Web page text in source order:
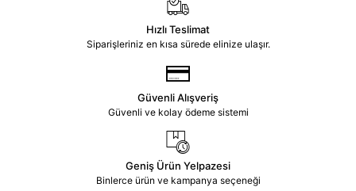
Hızlı Teslimat
Siparişleriniz en kısa sürede elinize ulaşır.
Güvenli Alışveriş
Güvenli ve kolay ödeme sistemi
Geniş Ürün Yelpazesi
Binlerce ürün ve kampanya seçeneği